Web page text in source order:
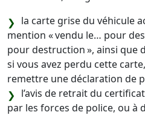
la carte grise du véhicule
mention « vendu le… pour
pour destruction », ainsi que
si vous avez perdu cette
remettre une déclaration de
l’avis de retrait du
par les forces de police, ou à